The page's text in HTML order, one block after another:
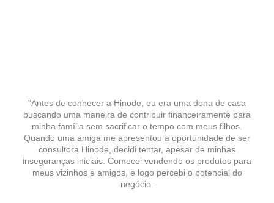
"Antes de conhecer a Hinode, eu era uma dona de casa
buscando uma maneira de contribuir financeiramente para
minha família sem sacrificar o tempo com meus filhos.
Quando uma amiga me apresentou a oportunidade de ser
consultora Hinode, decidi tentar, apesar de minhas
inseguranças iniciais. Comecei vendendo os produtos para
meus vizinhos e amigos, e logo percebi o potencial do
negócio.